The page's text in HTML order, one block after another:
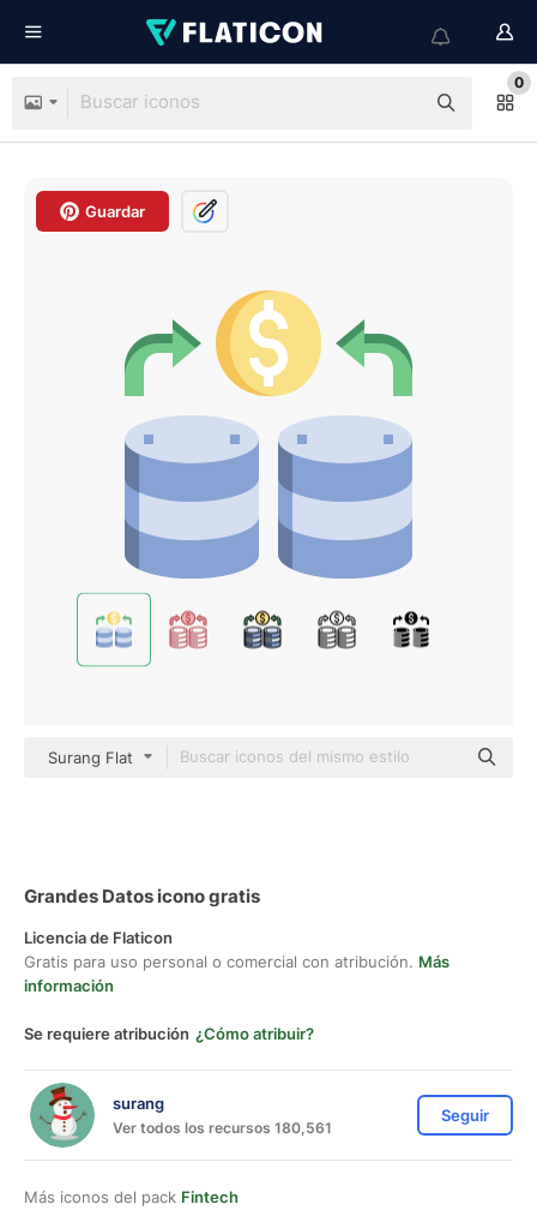
0
Guardar
Surang Flat
Grandes Datos icono gratis
Licencia de Flaticon
Gratis para uso personal o comercial con atribución. Más
información
Se requiere atribución ¿Cómo atribuir?
surang
Ver todos los recursos 180,561
Seguir
Más iconos del pack Fintech